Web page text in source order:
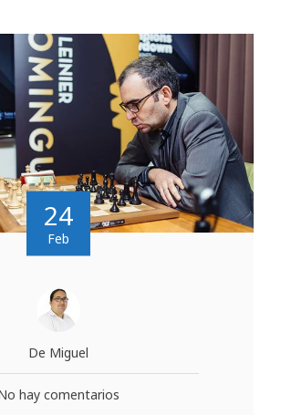
24
Feb
De Miguel
hay comentarios